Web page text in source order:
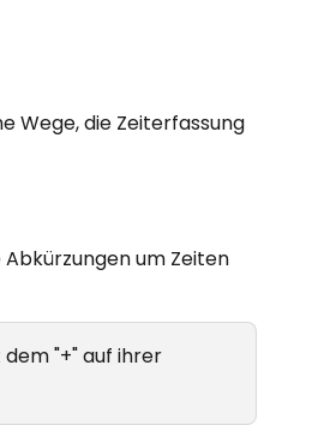
Wege, die Zeiterfassung
um Zeiten
"+" auf ihrer